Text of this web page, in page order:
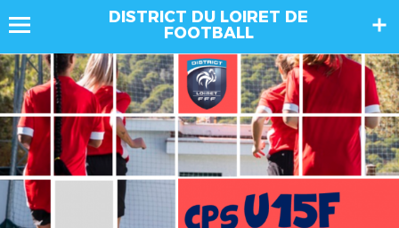
DISTRICT DU LOIRET DE
FOOTBALL